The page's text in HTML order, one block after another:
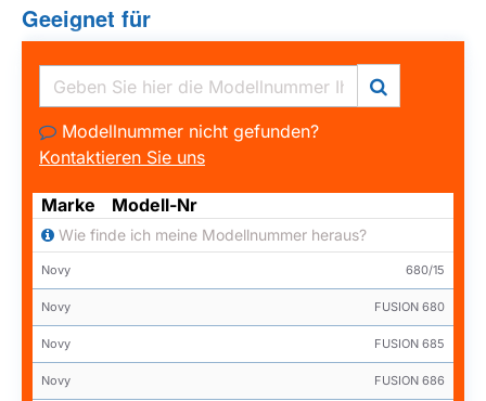
Geeignet für
Modellnummer nicht gefunden?
Kontaktieren Sie uns
Marke Modell-Nr
Wie finde ich meine Modellnummer heraus?
Novy 680/15
Novy FUSION 680
Novy FUSION 685
Novy FUSION 686